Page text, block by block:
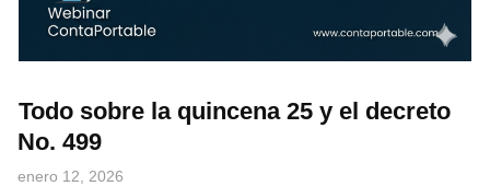
Todo sobre la quincena 25 y el decreto
No. 499
enero 12, 2026